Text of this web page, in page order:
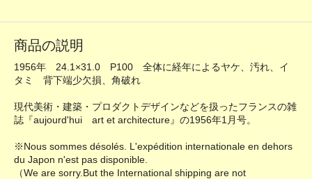
商品の説明
1956年 24.1×31.0 P100 全体に経年によるヤケ、汚れ、イ
タミ 背下端少欠損、角破れ
現代美術・建築・プロダクトデザインなどを扱ったフランスの雑
誌『aujourd'hui art et architecture』の1956年1月号。
※Nous sommes désolés. L'expédition internationale en dehors
du Japon n'est pas disponible.
（We are sorry.But the International shipping are not